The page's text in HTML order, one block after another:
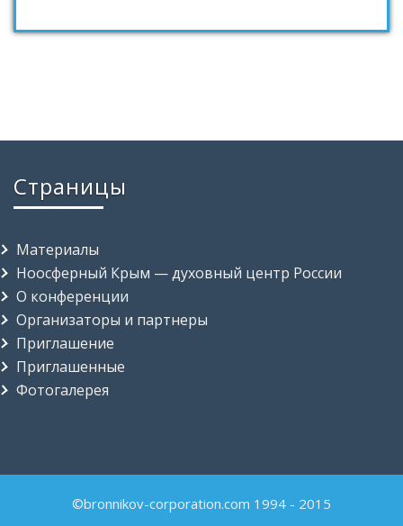
Страницы
Материалы
Ноосферный Крым — духовный центр России
О конференции
Организаторы и партнеры
Приглашение
Приглашенные
Фотогалерея
©bronnikov-corporation.com 1994 - 2015